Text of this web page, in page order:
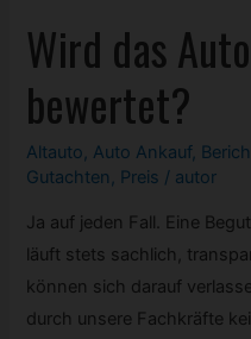
noch
nicht
vollständig
abbezahlt?
Kann
trotzdem
verkauft
werden?
Wird das
bewertet?
Altauto, Auto Ankauf,
Gutachten , Preis / autor
Ja auf jeden Fall. Eine
läuft stets sachlich,
können sich darauf
durch unsere Fachkräfte